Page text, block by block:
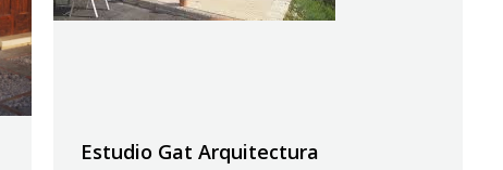
Estudio Gat Arquitectura